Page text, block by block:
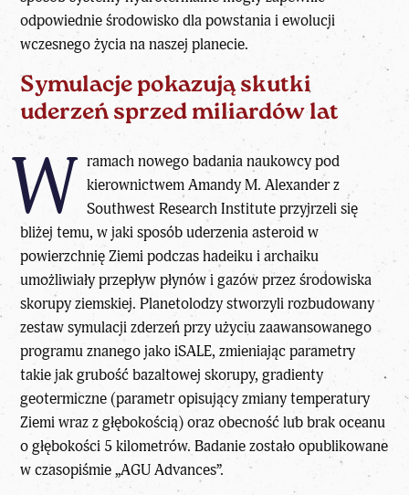
odpowiednie środowisko dlapowstania i ewolucji
wczesnego życia na naszej planecie.
Symulacje pokazują skutki
uderzeń sprzed miliardów lat
W ramach nowego badania naukowcy pod
kierownictwem Amandy M. Alexander z
Southwest Research Institute przyjrzeli się
bliżej temu, w jaki sposóbuderzenia asteroid w
powierzchnię Ziemipodczas hadeiku i archaiku
umożliwiały przepływ płynów i gazów przez środowiska
skorupy ziemskiej. Planetolodzy stworzyli rozbudowany
zestaw symulacji zderzeń przy użyciu zaawansowanego
programu znanego jako iSALE, zmieniając parametry
takie jak grubość bazaltowej skorupy, gradienty
geotermiczne (parametr opisujący zmiany temperatury
Ziemi wraz z głębokością) oraz obecność lub brak oceanu
o głębokości 5 kilometrów. Badanie zostało opublikowane
w czasopiśmie „AGU Advances”.